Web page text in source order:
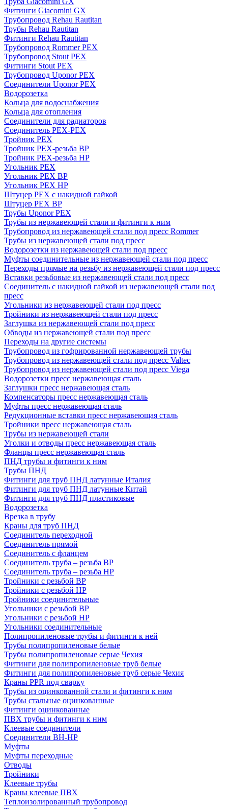
Фитинги Giacomini GX
Трубопровод Rehau Rautitan
Трубы Rehau Rautitan
Фитинги Rehau Rautitan
Трубопровод Rommer PEX
Трубопровод Stout PEX
Фитинги Stout PEX
Трубопровод Uponor PEX
Соединители Uponor PEX
Водорозетка
Кольца для водоснабжения
Кольца для отопления
Соединители для радиаторов
Соединитель PEX-PEX
Тройник PEX
Тройник PEX-резьба ВР
Тройник PEX-резьба НР
Угольник PEX
Угольник PEX ВР
Угольник PEX НР
Штуцер PEX c накидной гайкой
Штуцер PEX ВР
Трубы Uponor PEX
Трубы из нержавеющей стали и фитинги к ним
Трубопровод из нержавеющей стали под пресс Rommer
Трубы из нержавеющей стали под пресс
Водорозетки из нержавеющей стали под пресс
Муфты соединительные из нержавеющей стали под пресс
Переходы прямые на резьбу из нержавеющей стали под пресс
Вставки резьбовые из нержавеющей стали под пресс
Соединитель с накидной гайкой из нержавеющей стали под
пресс
Угольники из нержавеющей стали под пресс
Тройники из нержавеющей стали под пресс
Заглушка из нержавеющей стали под пресс
Обводы из нержавеющей стали под пресс
Переходы на другие системы
Трубопровод из гофрированной нержавеющей трубы
Трубопровод из нержавеющей стали под пресс Valtec
Трубопровод из нержавеющей стали под пресс Viega
Водорозетки пресс нержавеющая сталь
Заглушки пресс нержавеющая сталь
Компенсаторы пресс нержавеющая сталь
Муфты пресс нержавеющая сталь
Редукционные вставки пресс нержавеющая сталь
Тройники пресс нержавеющая сталь
Трубы из нержавеющей стали
Уголки и отводы пресс нержавеющая сталь
Фланцы пресс нержавеющая сталь
ПНД трубы и фитинги к ним
Трубы ПНД
Фитинги для труб ПНД латунные Италия
Фитинги для труб ПНД латунные Китай
Фитинги для труб ПНД пластиковые
Водорозетка
Врезка в трубу
Краны для труб ПНД
Соединитель переходной
Соединитель прямой
Соединитель с фланцем
Соединитель труба – резьба ВР
Соединитель труба – резьба НР
Тройники с резьбой ВР
Тройники с резьбой НР
Тройники соединительные
Угольники с резьбой ВР
Угольники с резьбой НР
Угольники соединительные
Полипропиленовые трубы и фитинги к ней
Трубы полипропиленовые белые
Трубы полипропиленовые серые Чехия
Фитинги для полипропиленовые труб белые
Фитинги для полипропиленовые труб серые Чехия
Краны PPR под сварку
Трубы из оцинкованной стали и фитинги к ним
Трубы стальные оцинкованные
Фитинги оцинкованные
ПВХ трубы и фитинги к ним
Клеевые соединители
Соединители ВН-НР
Муфты
Муфты переходные
Отводы
Тройники
Клеевые трубы
Краны клеевые ПВХ
Теплоизолированный трубопровод